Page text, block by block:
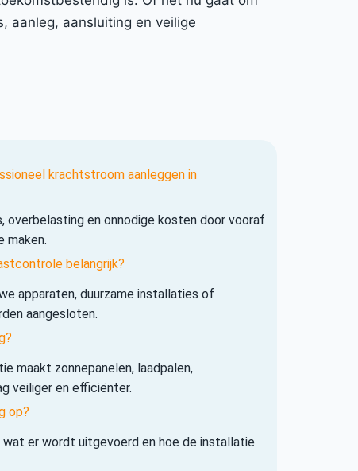
aanleg, aansluiting en veilige
krachtstroom aanleggen in
overbelasting en onnodige kosten door vooraf
maken.
belangrijk?
apparaten, duurzame installaties of
aangesloten.
maakt zonnepanelen, laadpalen,
veiliger en efficiënter.
op?
er wordt uitgevoerd en hoe de installatie